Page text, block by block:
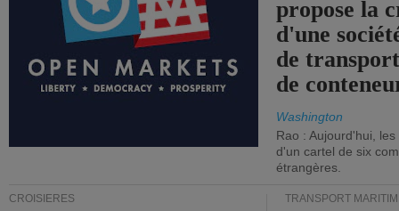
propose la
d'une
de
de
Washington
Rao : Aujourd'hui,
d'un cartel de six
étrangères.
CROISIÈRES TRANSPORT